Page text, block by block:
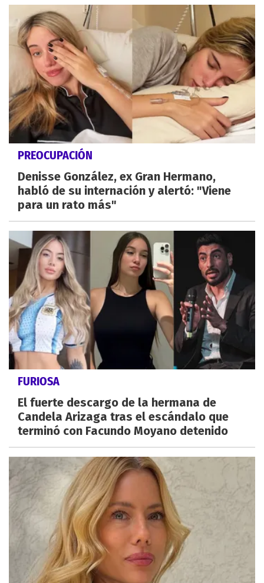
PREOCUPACIÓN
Denisse González, ex Gran Hermano,
habló de su internación y alertó: "Viene
para un rato más"
FURIOSA
El fuerte descargo de la hermana de
Candela Arizaga tras el escándalo que
terminó con Facundo Moyano detenido